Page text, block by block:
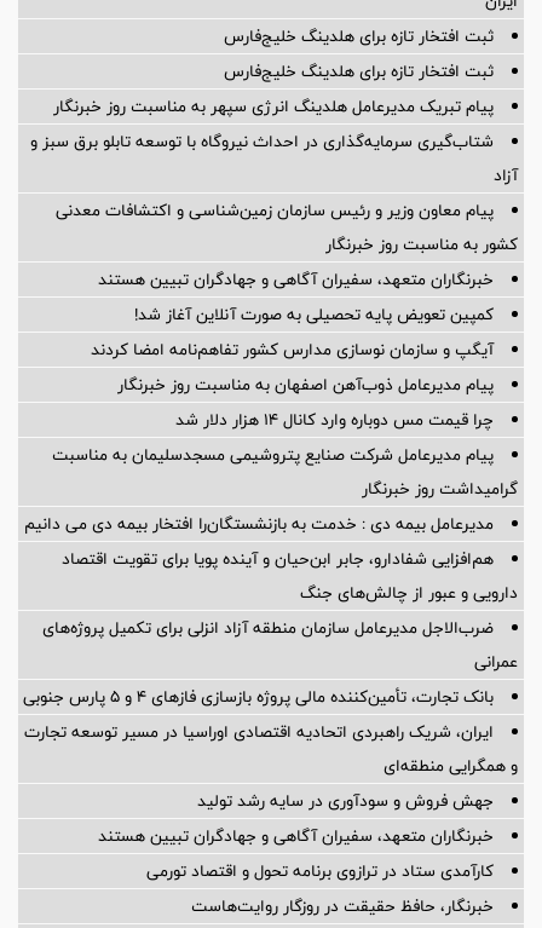
ثبت افتخار تازه برای هلدینگ خلیج‌فارس
ثبت افتخار تازه برای هلدینگ خلیج‌فارس
پیام تبریک مدیرعامل هلدینگ انرژی سپهر به مناسبت روز خبرنگار
شتاب‌گیری سرمایه‌گذاری در احداث نیروگاه با توسعه تابلو برق سبز و
آزاد
پیام معاون وزیر و رئیس سازمان زمین‌شناسی و اکتشافات معدنی
کشور به مناسبت روز خبرنگار
خبرنگاران متعهد، سفیران آگاهی و جهادگران تبیین هستند
کمپین تعویض پایه تحصیلی به صورت آنلاین آغاز شد!
آیگپ و سازمان نوسازی مدارس کشور تفاهم‌نامه امضا کردند
پیام مدیرعامل ذوب‌آهن اصفهان به مناسبت روز خبرنگار
چرا قیمت مس دوباره وارد کانال ۱۴ هزار دلار شد
پیام مدیرعامل شركت صنایع پتروشیمی مسجدسلیمان به مناسبت
گرامیداشت روز خبرنگار
مدیرعامل بیمه دی : خدمت به بازنشستگان‌را افتخار بیمه دی می دانیم
هم‌افزایی شفادارو، جابر ابن‌حیان و آینده پویا برای تقویت اقتصاد
دارویی و عبور از چالش‌های جنگ
ضرب‌الاجل مدیرعامل سازمان منطقه آزاد انزلی برای تكمیل پروژه‌های
عمرانی
بانک تجارت، تأمین‌کننده مالی پروژه بازسازی فازهای ۴ و ۵ پارس جنوبی
ایران، شریک راهبردی اتحادیه اقتصادی اوراسیا در مسیر توسعه تجارت
و همگرایی منطقه‌ای
جهش فروش و سودآوری در سایه رشد تولید
خبرنگاران متعهد، سفیران آگاهی و جهادگران تبیین هستند
کارآمدی ستاد در ترازوی برنامه تحول و اقتصاد تورمی
خبرنگار، حافظ حقیقت در روزگار روایت‌هاست